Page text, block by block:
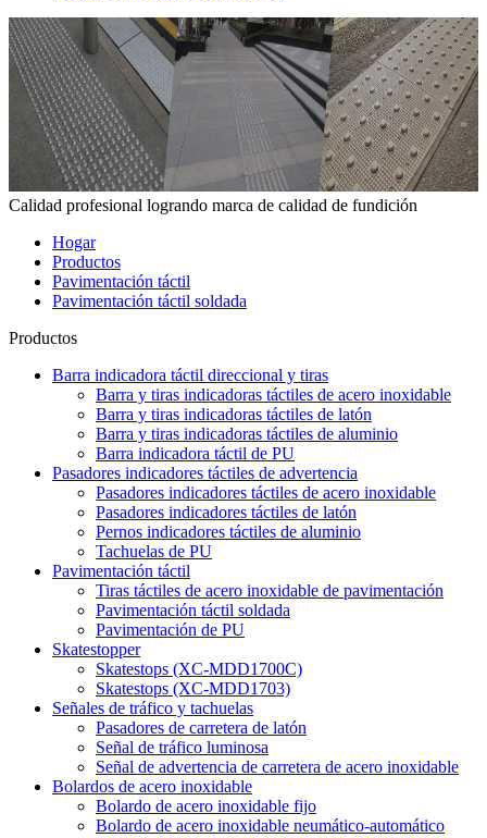
Calidad profesional logrando marca de calidad de fundición
Hogar
Productos
Pavimentación táctil
Pavimentación táctil soldada
Productos
Barra indicadora táctil direccional y tiras
Barra y tiras indicadoras táctiles de acero inoxidable
Barra y tiras indicadoras táctiles de latón
Barra y tiras indicadoras táctiles de aluminio
Barra indicadora táctil de PU
Pasadores indicadores táctiles de advertencia
Pasadores indicadores táctiles de acero inoxidable
Pasadores indicadores táctiles de latón
Pernos indicadores táctiles de aluminio
Tachuelas de PU
Pavimentación táctil
Tiras táctiles de acero inoxidable de pavimentación
Pavimentación táctil soldada
Pavimentación de PU
Skatestopper
Skatestops (XC-MDD1700C)
Skatestops (XC-MDD1703)
Señales de tráfico y tachuelas
Pasadores de carretera de latón
Señal de tráfico luminosa
Señal de advertencia de carretera de acero inoxidable
Bolardos de acero inoxidable
Bolardo de acero inoxidable fijo
Bolardo de acero inoxidable neumático-automático